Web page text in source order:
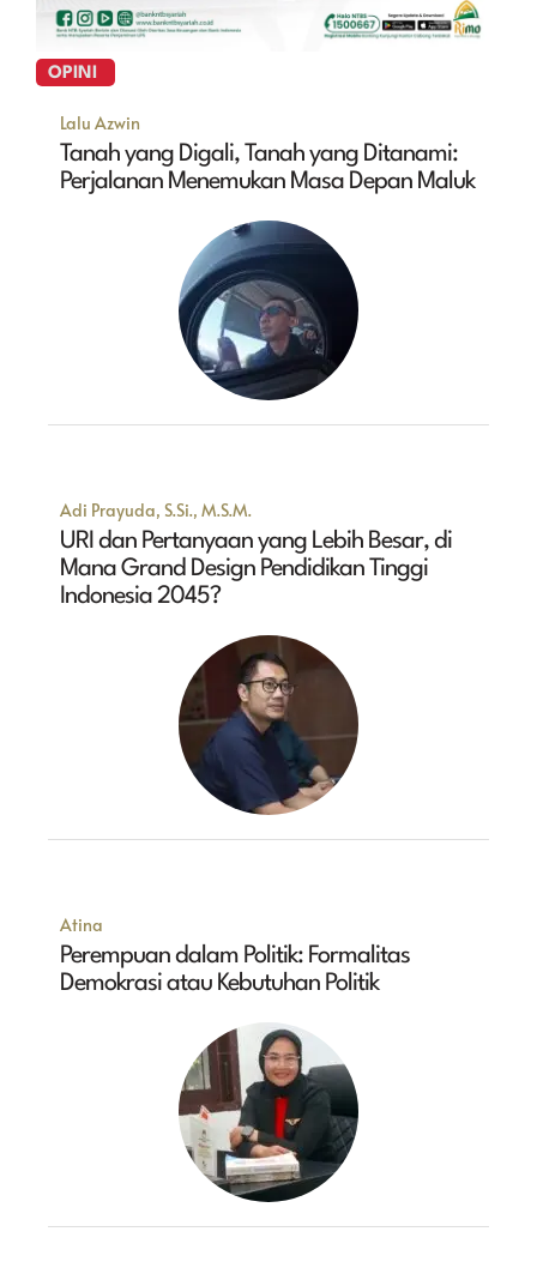
OPINI
Lalu Azwin
Tanah yang Digali, Tanah yang Ditanami:
Perjalanan Menemukan Masa Depan Maluk
Adi Prayuda, S.Si., M.S.M.
URI dan Pertanyaan yang Lebih Besar, di
Mana Grand Design Pendidikan Tinggi
Indonesia 2045?
Atina
Perempuan dalam Politik: Formalitas
Demokrasi atau Kebutuhan Politik